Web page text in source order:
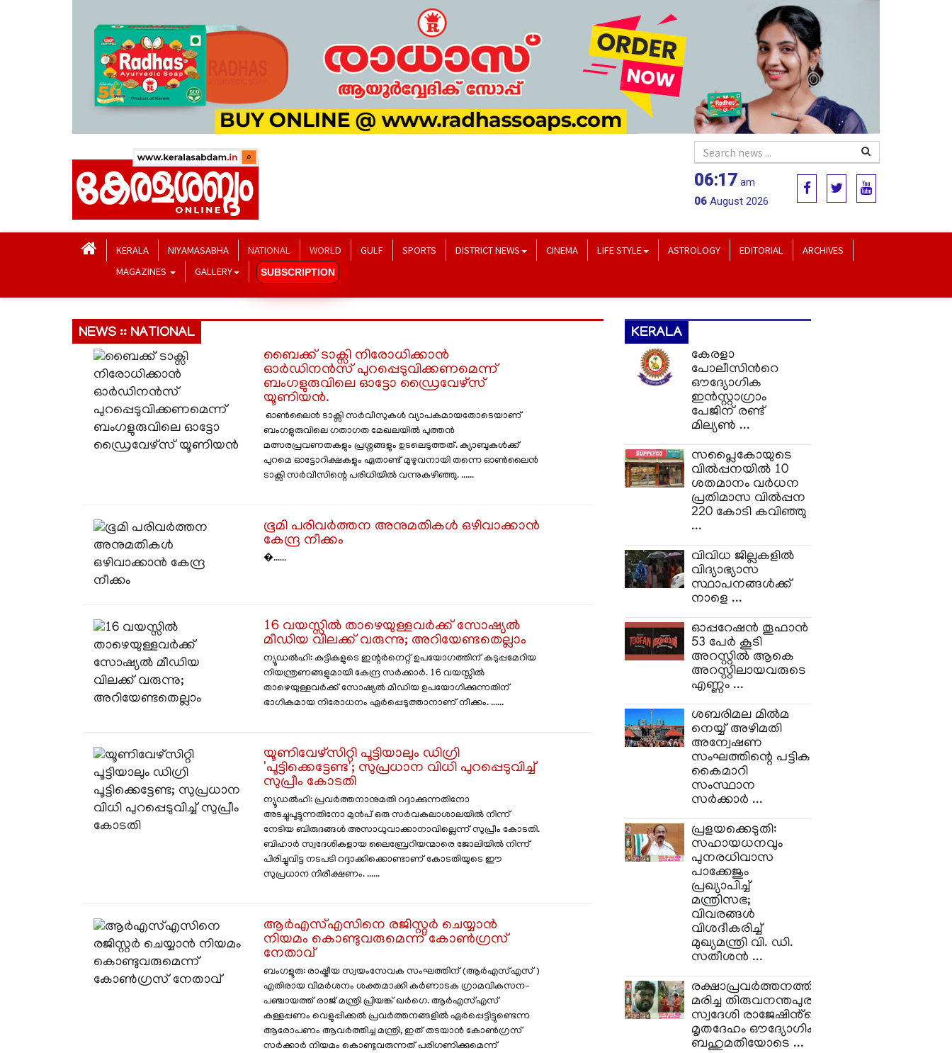
06:17 am
06August 2026
KERALA NIYAMASABHA NATIONAL WORLD GULF SPORTS DISTRICT NEWS CINEMA LIFE STYLE ASTROLOGY EDITORIAL
ARCHIVES
MAGAZINES
GALLERY SUBSCRIPTION
NEWS :: NATIONAL
ബൈക്ക് ടാക്സി നിരോധിക്കാൻ
ഓർഡിനൻസ് പുറപ്പെടുവിക്കണമെന്ന്
ബംഗളുരുവിലെ ഓട്ടോ ഡ്രൈവേഴ്സ്
യൂണിയൻ.
ഓൺലൈൻ ടാക്സി സർവീസുകൾ വ്യാപകമായതോടെയാണ്
ബംഗളുരുവിലെ ഗതാഗത മേഖലയിൽ പുത്തൻ
മത്സരപ്രവണതകളും പ്രശ്നങ്ങളും ഉടലെടുത്തത്. ക്യാബുകൾക്ക്
പുറമെ ഓട്ടോറിക്ഷകളും ഏതാണ്ട് മുഴുവനായി തന്നെ ഓൺലൈൻ
ടാക്സി സർവീസിന്റെ പരിധിയിൽ വന്നുകഴിഞ്ഞു. ......
ഭൂമി പരിവർത്തന അനുമതികൾ ഒഴിവാക്കാൻ
കേന്ദ്ര നീക്കം
�......
​16 വയസ്സിൽ താഴെയുള്ളവർക്ക് സോഷ്യൽ
മീഡിയ വിലക്ക് വരുന്നു; അറിയേണ്ടതെല്ലാം
ന്യൂഡൽഹി: കുട്ടികളുടെ ഇന്റർനെറ്റ് ഉപയോഗത്തിന് കടുപ്പമേറിയ
നിയന്ത്രണങ്ങളുമായി കേന്ദ്ര സർക്കാർ. 16 വയസ്സിൽ
താഴെയുള്ളവർക്ക് സോഷ്യൽ മീഡിയ ഉപയോഗിക്കുന്നതിന്
ഭാഗികമായ നിരോധനം ഏർപ്പെടുത്താനാണ് നീക്കം. ......
​യൂണിവേഴ്സിറ്റി പൂട്ടിയാലും ഡിഗ്രി
'പൂട്ടിക്കെട്ടേണ്ട'; സുപ്രധാന വിധി പുറപ്പെടുവിച്ച്
സുപ്രീം കോടതി
​ന്യൂഡൽഹി: പ്രവർത്തനാനുമതി റദ്ദാക്കുന്നതിനോ
അടച്ചുപൂട്ടുന്നതിനോ മുൻപ് ഒരു സർവകലാശാലയിൽ നിന്ന്
നേടിയ ബിരുദങ്ങൾ അസാധുവാക്കാനാവില്ലെന്ന് സുപ്രീം കോടതി.
ബിഹാർ സ്വദേശികളായ ലൈബ്രേറിയന്മാരെ ജോലിയിൽ നിന്ന്
പിരിച്ചുവിട്ട നടപടി റദ്ദാക്കിക്കൊണ്ടാണ് കോടതിയുടെ ഈ
സുപ്രധാന നിരീക്ഷണം. ......
ആർഎസ്എസിനെ രജിസ്റ്റർ ചെയ്യാൻ
നിയമം കൊണ്ടുവരുമെന്ന് കോൺ​ഗ്രസ്
നേതാവ്
ബംഗളൂരു: രാഷ്ട്രീയ സ്വയംസേവക സംഘത്തിന് (ആർഎസ്എസ്)
എതിരായ വിമർശനം ശക്തമാക്കി കർണാടക ഗ്രാമവികസന–
പഞ്ചായത്ത് രാജ് മന്ത്രി പ്രിയങ്ക് ഖർഗെ. ആർഎസ്എസ്
കള്ളപ്പണം വെളുപ്പിക്കൽ പ്രവർത്തനങ്ങളിൽ ഏർപ്പെട്ടിട്ടുണ്ടെന്ന
ആരോപണം ആവർത്തിച്ച മന്ത്രി, ഇത് തടയാൻ കോൺഗ്രസ്
സർക്കാർ നിയമം കൊണ്ടുവരുന്നത് പരിഗണിക്കുമെന്ന്
KERALA
കേരളാ
പോലീസിന്‍റെ
ഔദ്യോഗിക
ഇന്‍സ്റ്റാഗ്രാം
പേജിന് രണ്ട്
മില്യണ്‍ ...
സപ്ലൈകോയുടെ
വിൽപ്പനയിൽ 10
ശതമാനം വർധന
പ്രതിമാസ വിൽപ്പന
220 കോടി കവിഞ്ഞു
...
വിവിധ ജില്ലകളിൽ
വിദ്യാഭ്യാസ
സ്ഥാപനങ്ങൾക്ക്
നാളെ ...
ഓപ്പറേഷന്‍ തൂഫാന്‍
53 പേര്‍ കൂടി
അറസ്റ്റില്‍ ആകെ
അറസ്റ്റിലായവരുടെ
എണ്ണം ...
ശബരിമല മിൽമ
നെയ്യ് അഴിമതി
അന്വേഷണ
സംഘത്തിന്റെ പട്ടിക
കൈമാറി
സംസ്ഥാന
സർക്കാർ ...
പ്രളയക്കെടുതി:
സഹായധനവും
പുനരധിവാസ
പാക്കേജും
പ്രഖ്യാപിച്ച്
മന്ത്രിസഭ;
വിവരങ്ങൾ
വിശദീകരിച്ച്
മുഖ്യമന്ത്രി വി. ഡി.
സതീശൻ ...
രക്ഷാപ്രവര്‍ത്തനത്തിനിടെ
മരിച്ച തിരുവനന്തപുരം
സ്വദേശി രാജേഷിൻ്റെ
മൃതദേഹം ഔദ്യോഗിക
ബഹുമതിയോടെ ...